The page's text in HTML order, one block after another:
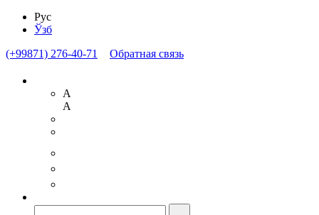
Рус
Ўзб
(+99871) 276-40-71
Обратная связь
A
A